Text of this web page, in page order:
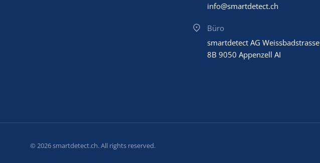
info@smartdetect.ch
Büro
smartdetect AG Weissbadstrasse
8B 9050 Appenzell AI
© 2026 smartdetect.ch. All rights reserved.